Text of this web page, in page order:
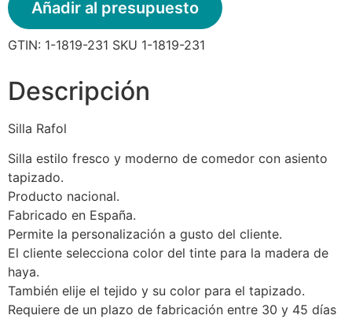
Añadir al presupuesto
GTIN: 1-1819-231 SKU 1-1819-231
Descripción
Silla Rafol
Silla estilo fresco y moderno de comedor con asiento
tapizado.
Producto nacional.
Fabricado en España.
Permite la personalización a gusto del cliente.
El cliente selecciona color del tinte para la madera de
haya.
También elije el tejido y su color para el tapizado.
Requiere de un plazo de fabricación entre 30 y 45 días